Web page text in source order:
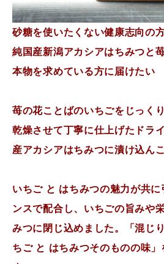
砂糖を使いたくない健康志向の
純国産新潟アカシアはちみつと
本物を求めている方に届けたい
苺の花ことばのいちごをじっく
乾燥させて丁寧に仕上げたドラ
産アカシアはちみつに漬け込ん
いちご と はちみつの魅力が共
ンスで配合し、いちごの旨みや
みつに閉じ込めました。「混じ
ちご と はちみつそのものの味」